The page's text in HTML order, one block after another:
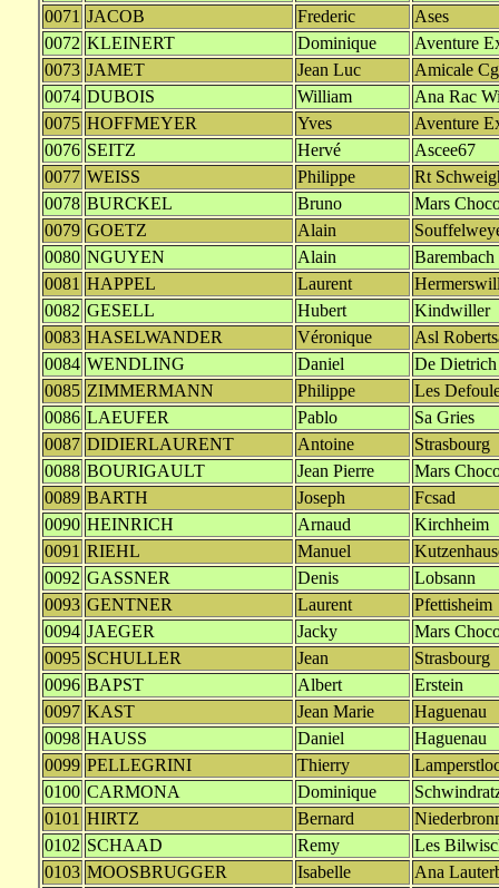
0071 JACOB Frederic
Ases
0072 KLEINERT Dominique
Aventure
0073 JAMET Jean Luc
Amicale
0074 DUBOIS William
Ana Rac
0075 HOFFMEYER Yves
Aventure
0076 SEITZ Hervé
Ascee67
0077 WEISS Philippe
Rt
0078 BURCKEL Bruno
Mars
0079 GOETZ Alain
0080 NGUYEN Alain
Barembach
0081 HAPPEL Laurent
0082 GESELL Hubert
Kindwiller
0083 HASELWANDER Véronique
Asl
0084 WENDLING Daniel
De
0085 ZIMMERMANN Philippe
Les
0086 LAEUFER Pablo
Sa Gries
0087 DIDIERLAURENT Antoine
Strasbourg
0088 BOURIGAULT Jean Pierre
Mars
0089 BARTH Joseph
Fcsad
0090 HEINRICH Arnaud
Kirchheim
0091 RIEHL Manuel
0092 GASSNER Denis
Lobsann
0093 GENTNER Laurent
Pfettisheim
0094 JAEGER Jacky
Mars
0095 SCHULLER Jean
Strasbourg
0096 BAPST Albert
Erstein
0097 KAST Jean Marie
Haguenau
0098 HAUSS Daniel
Haguenau
0099 PELLEGRINI Thierry
0100 CARMONA Dominique
0101 HIRTZ Bernard
0102 SCHAAD Remy
Les
0103 MOOSBRUGGER Isabelle
Ana